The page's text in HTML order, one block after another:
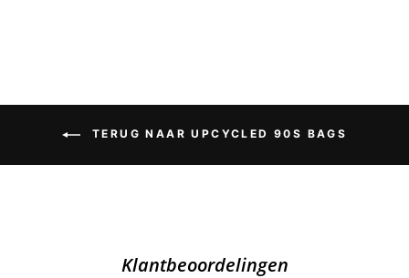
TERUG NAAR UPCYCLED 90S BAGS
Klantbeoordelingen